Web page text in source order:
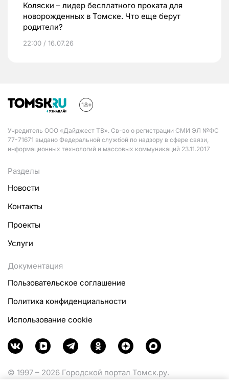
Коляски – лидер бесплатного проката для
новорожденных в Томске. Что еще берут
родители?
22:00 / 16.07.26
Учредитель ООО «Дайджест ТВ». Св-во о регистрации СМИ ЭЛ №ФС
77-71671 выдано Федеральной службой по надзору в сфере связи,
информационных технологий и массовых коммуникаций 23.11.2017
Разделы
Новости
Контакты
Проекты
Услуги
Документация
Пользовательское соглашение
Политика конфиденциальности
Использование cookie
© 1997 – 2026 Городской портал Томск.ру.